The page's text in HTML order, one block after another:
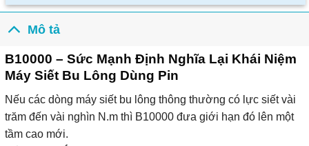
Mô tả
B10000 – Sức Mạnh Định Nghĩa Lại Khái Niệm
Máy Siết Bu Lông Dùng Pin
Nếu các dòng máy siết bu lông thông thường có lực siết vài
trăm đến vài nghìn N.m thì B10000 đưa giới hạn đó lên một
tầm cao mới.